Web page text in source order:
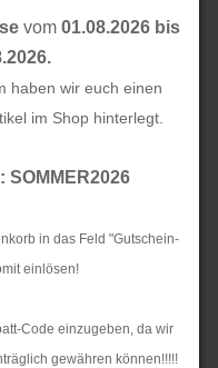
vom 01.08.2026 bis
haben wir euch einen
im Shop hinterlegt.
SOMMER2026
in das Feld "Gutschein-
einlösen!
Code einzugeben, da wir
gewähren können!!!!!